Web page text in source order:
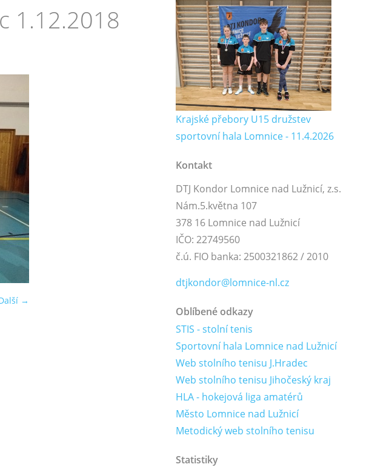
1.12.2018
→
Krajské přebory U15 družstev
sportovní hala Lomnice - 11.4.2026
Kontakt
DTJ Kondor Lomnice nad Lužnicí, z.s.
Nám.5.května 107
378 16 Lomnice nad Lužnicí
IČO: 22749560
č.ú. FIO banka: 2500321862 / 2010
dtjkondor@lomnice-nl.cz
Oblíbené odkazy
STIS - stolní tenis
Sportovní hala Lomnice nad Lužnicí
Web stolního tenisu J.Hradec
Web stolního tenisu Jihočeský kraj
HLA - hokejová liga amatérů
Město Lomnice nad Lužnicí
Metodický web stolního tenisu
Statistiky